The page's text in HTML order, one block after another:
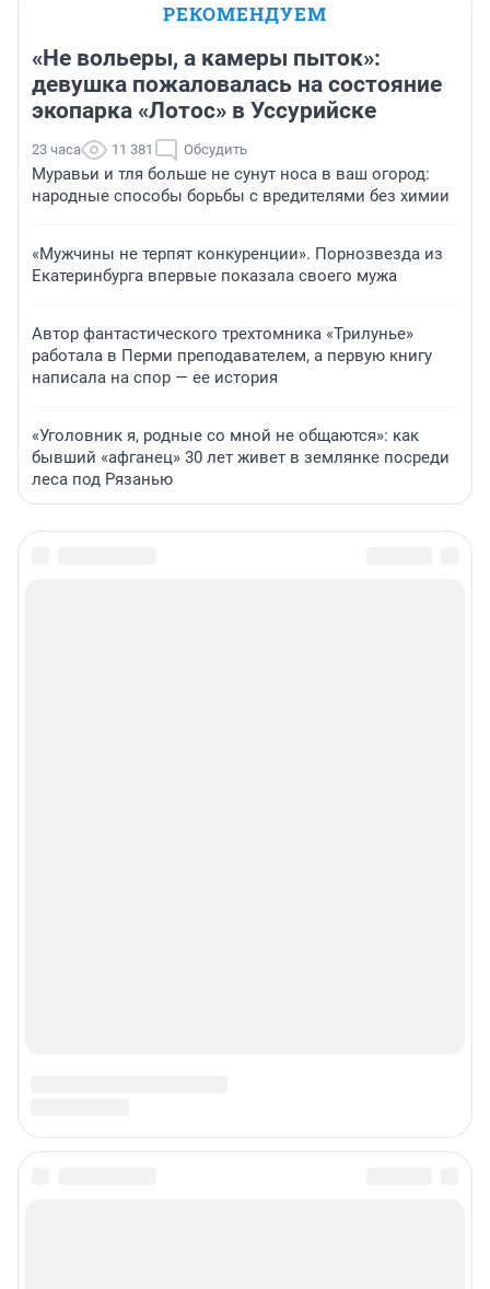
РЕКОМЕНДУЕМ
«Не вольеры, а камеры пыток»:
девушка пожаловалась на состояние
экопарка «Лотос» в Уссурийске
23 часа 11 381 Обсудить
Муравьи и тля больше не сунут носа в ваш огород:
народные способы борьбы с вредителями без химии
«Мужчины не терпят конкуренции». Порнозвезда из
Екатеринбурга впервые показала своего мужа
Автор фантастического трехтомника «Трилунье»
работала в Перми преподавателем, а первую книгу
написала на спор — ее история
«Уголовник я, родные со мной не общаются»: как
бывший «афганец» 30 лет живет в землянке посреди
леса под Рязанью